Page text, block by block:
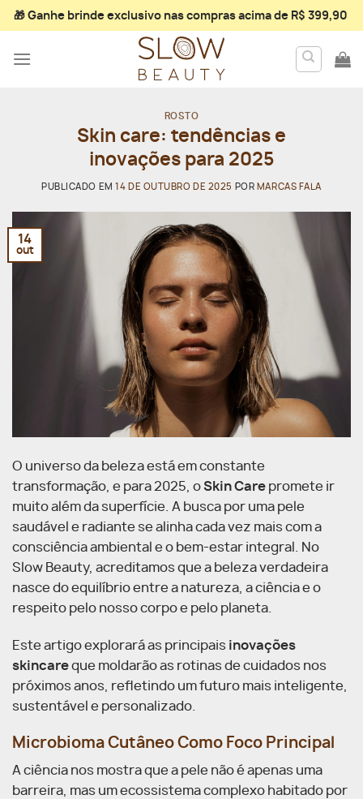
Skip
to
🎁 Ganhe brinde exclusivonas compras acima de R$ 399,90
ROSTO
Skin care: tendências e
inovações para 2025
PUBLICADO EM14 DE OUTUBRO DE 2025 POR MARCAS FALA
14
out
O universo da beleza está em constante
transformação, e para 2025, oSkin Care promete ir
muito além da superfície. A busca por uma pele
saudável e radiante se alinha cada vez mais com a
consciência ambiental e o bem-estar integral. No
Slow Beauty, acreditamos que a beleza verdadeira
nasce do equilíbrio entre a natureza, a ciência e o
respeito pelo nosso corpo e pelo planeta.
Este artigo explorará as principais inovações
skincareque moldarão as rotinas de cuidados nos
próximos anos, refletindo um futuro mais inteligente,
sustentável e personalizado.
Microbioma Cutâneo Como Foco Principal
A ciência nos mostra que a pele não é apenas uma
barreira, mas um ecossistema complexo habitado por